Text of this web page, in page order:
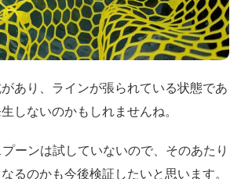
あり、ラインが張られている状態であ
しないのかもしれませんね。
ーンは試していないので、そのあたり
るのかも今後検証したいと思います。